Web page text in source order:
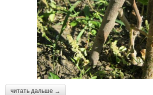
читать дальше →